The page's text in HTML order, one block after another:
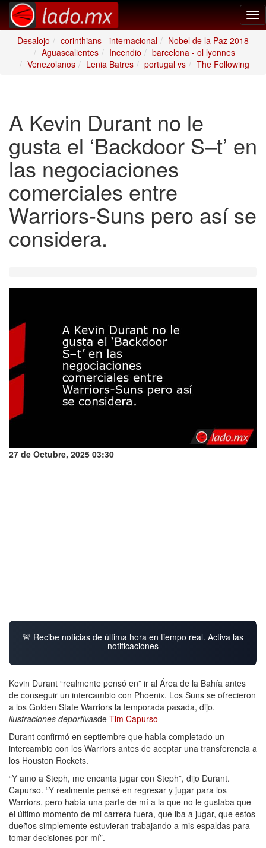
Desalojo
corinthians - internacional
Nobel de la Paz 2018
Aguascalientes
Incendio
barcelona - ol lyonnes
Venezolanos
Lenia Batres portugal vs The Following
A Kevin Durant no le
gusta el ‘Backdoor S–t’ en
las negociaciones
comerciales entre
Warriors-Suns pero así se
considera.
27 de Octubre, 2025 03:30
🚨 Recibe noticias de última hora en tiempo real. Activa las
notificaciones
Kevin Durant “realmente pensó en” ir al Área de la Bahía antes
de conseguir un intercambio con Phoenix. Los Suns se ofrecieron
a los Golden State Warriors la temporada pasada, dijo.
ilustraciones deportivasde Tim Capurso–
Durant confirmó en septiembre que había completado un
intercambio con los Warriors antes de aceptar una transferencia a
los Houston Rockets.
“Y amo a Steph, me encanta jugar con Steph”, dijo Durant.
Capurso. “Y realmente pensé en regresar y jugar para los
Warriors, pero había una parte de mí a la que no le gustaba que
el último momento de mi carrera fuera, que iba a jugar, que estos
dueños simplemente estuvieran trabajando a mis espaldas para
tomar decisiones por mí”.